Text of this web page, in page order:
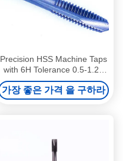
Precision HSS Machine Taps
with 6H Tolerance 0.5-1.25
Pitch and H1-H4 Precision for
Metric Thread Cutting
가장 좋은 가격 을 구하라